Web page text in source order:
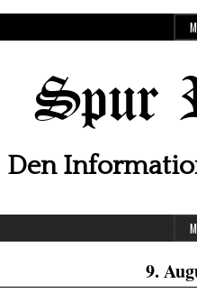
to
Spur
Den
Header
Widget
Area
9.